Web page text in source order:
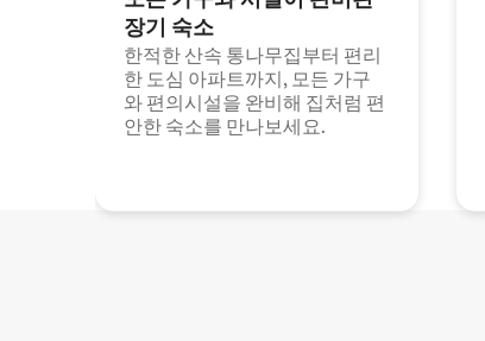
장기 숙소
한적한 산속 통나무집부터 편리
한 도심 아파트까지, 모든 가구
와 편의시설을 완비해 집처럼 편
안한 숙소를 만나보세요.